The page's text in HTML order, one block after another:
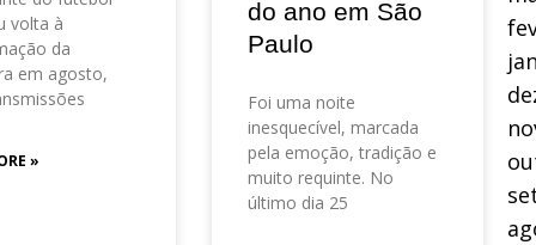
volta à
da
em agosto,
»
do ano em São
Paulo
Foi uma noite
inesquecível, marcada
pela emoção, tradição e
muito requinte. No
último dia 25